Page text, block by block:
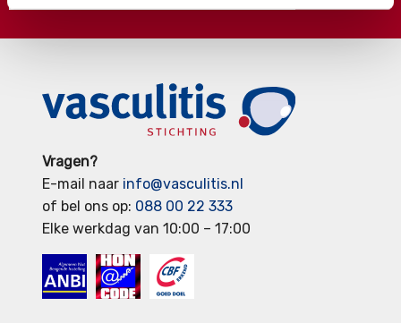
Vragen?
E-mail naar info@vasculitis.nl
of bel ons op: 088 00 22 333
Elke werkdag van 10:00 – 17:00